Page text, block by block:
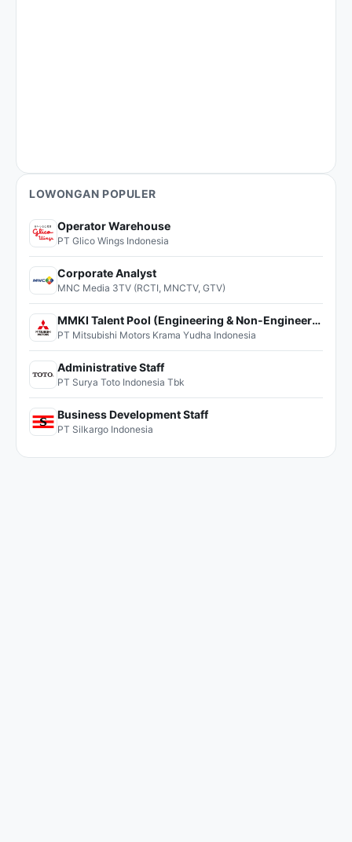
LOWONGAN POPULER
Operator Warehouse
PT Glico Wings Indonesia
Corporate Analyst
MNC Media 3TV (RCTI, MNCTV, GTV)
MMKI Talent Pool (Engineering & Non-Engineering)
PT Mitsubishi Motors Krama Yudha Indonesia
Administrative Staff
PT Surya Toto Indonesia Tbk
Business Development Staff
PT Silkargo Indonesia